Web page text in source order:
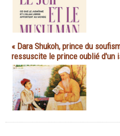
« Dara Shukoh, prince du
ressuscite le prince oublié d'un